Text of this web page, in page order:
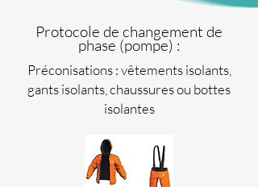
Protocole de changement de
phase (pompe) :
Préconisations : vêtements isolants,
gants isolants, chaussures ou bottes
isolantes